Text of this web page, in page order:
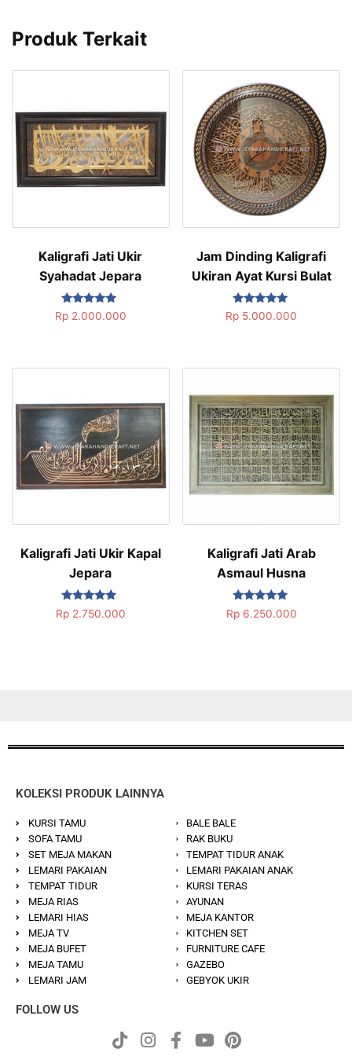
Produk Terkait
Kaligrafi Jati Ukir
Syahadat Jepara
Dinilai
5.00
Rp2.000.000
Jam Dinding Kaligrafi
Ukiran Ayat Kursi Bulat
Dinilai
5.00
Rp 5.000.000
Kaligrafi Jati Ukir Kapal
Jepara
Dinilai
5.00
Rp2.750.000
Kaligrafi Jati Arab
Asmaul Husna
Dinilai
5.00
Rp6.250.000
KOLEKSI PRODUK LAINNYA
KURSI TAMU
SOFA TAMU
SET MEJA MAKAN
LEMARI PAKAIAN
TEMPAT TIDUR
MEJA RIAS
LEMARI HIAS
MEJA TV
MEJA BUFET
MEJA TAMU
LEMARI JAM
BALE BALE
RAK BUKU
TEMPAT TIDUR ANAK
LEMARI PAKAIAN ANAK
KURSI TERAS
AYUNAN
MEJA KANTOR
KITCHEN SET
FURNITURE CAFE
GAZEBO
GEBYOK UKIR
FOLLOW US